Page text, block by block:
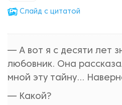
Cлайд с цитатой
— А вот я с десяти лет
любовник. Она
мной эту тайну...
— Какой?